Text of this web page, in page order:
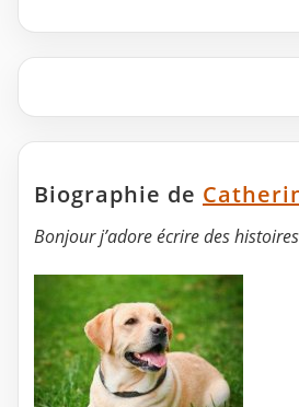
Biographie de
Bonjour j’adore écrire des